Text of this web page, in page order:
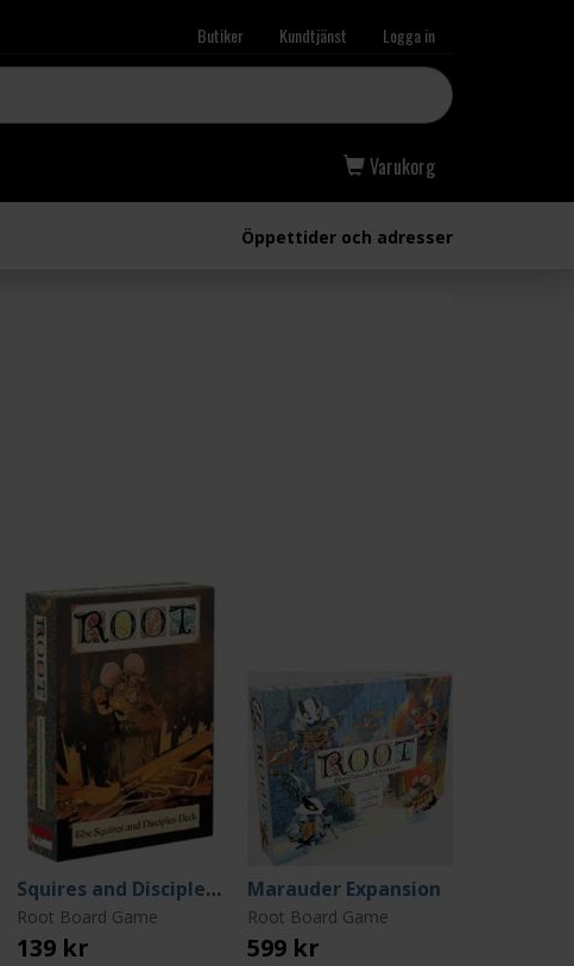
Butiker Kundtjänst Logga in
Varukorg
Öppettider och adresser
Squires and Disciples Deck
Root Board Game
139 kr
Marauder Expansion
Root Board Game
599 kr